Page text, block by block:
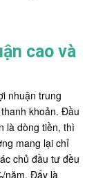
cao và
nhuận trung
khoản. Đầu
là dòng tiền, thì
mang lại chỉ
chủ đầu tư đều
năm. Đấy là